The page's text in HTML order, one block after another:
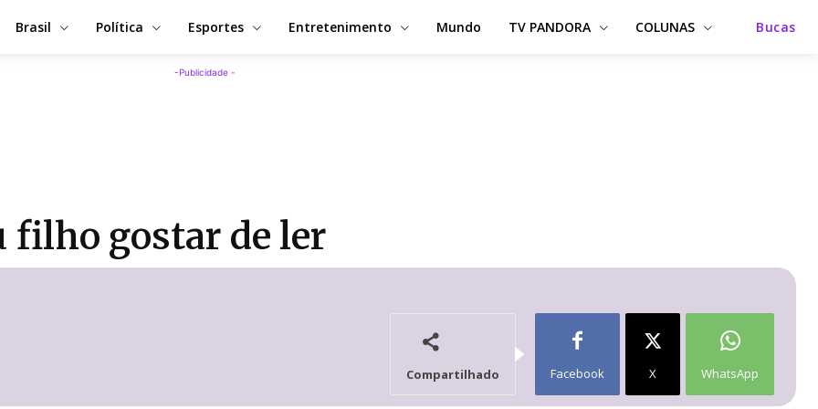
Brasil Política Esportes Entretenimento Mundo TV PANDORA COLUNAS Bucas
-Publicidade -
filho gostar de ler
Compartilhado Facebook X WhatsApp